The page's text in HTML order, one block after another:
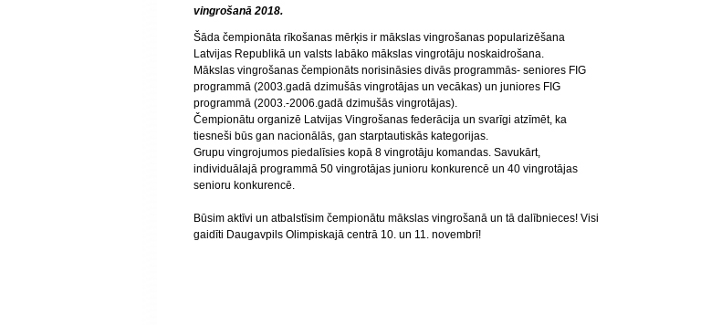
vingrošanā 2018.
Šāda čempionāta rīkošanas mērķis ir mākslas vingrošanas popularizēšana
Latvijas Republikā un valsts labāko mākslas vingrotāju noskaidrošana.
Mākslas vingrošanas čempionāts norisināsies divās programmās- seniores FIG
programmā (2003.gadā dzimušās vingrotājas un vecākas) un juniores FIG
programmā (2003.-2006.gadā dzimušās vingrotājas).
Čempionātu organizē Latvijas Vingrošanas federācija un svarīgi atzīmēt, ka
tiesneši būs gan nacionālās, gan starptautiskās kategorijas.
Grupu vingrojumos piedalīsies kopā 8 vingrotāju komandas. Savukārt,
individuālajā programmā 50 vingrotājas junioru konkurencē un 40 vingrotājas
senioru konkurencē.
Būsim aktīvi un atbalstīsim čempionātu mākslas vingrošanā un tā dalībnieces! Visi
gaidīti Daugavpils Olimpiskajā centrā 10. un 11. novembrī!